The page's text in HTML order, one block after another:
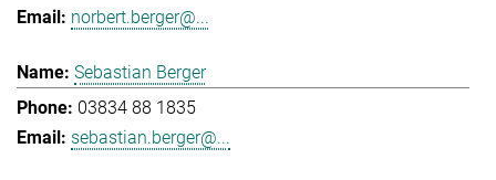
norbert.berger@...
Sebastian Berger
03834 88 1835
sebastian.berger@...